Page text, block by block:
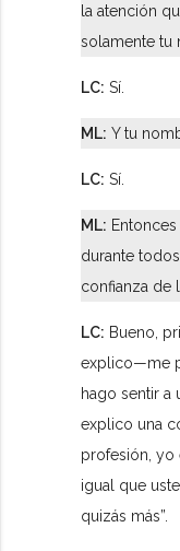
la atención
solamente tu
LC: Sí.
ML: Y tu
LC: Sí.
ML:
durante
confianza de
LC: Bueno,
explico—me
hago sentir
explico una
profesión, yo
igual que
quizás más”.